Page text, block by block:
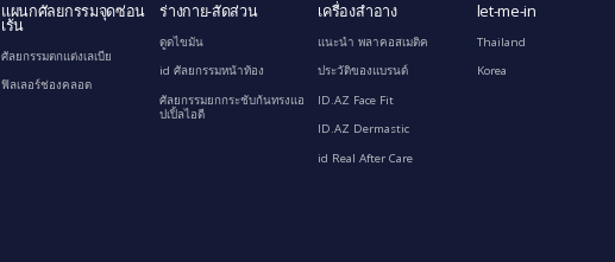
แผนกศัลยกรรมจุดซ่อน
เร้น
ศัลยกรรมตกแต่งเลเบีย
ฟิลเลอร์ช่องคลอด
ร่างกาย-สัดส่วน
ดูดไขมัน
id ศัลยกรรมหน้าท้อง
ศัลยกรรมยกกระชับก้นทรงแอ
ปเปิ้ลไอดี
เครื่องสำอาง
แนะนำ พลาคอสเมติค
ประวัติของแบรนด์
ID.AZ Face Fit
ID.AZ Dermastic
id Real After Care
let-me-in
Thailand
Korea